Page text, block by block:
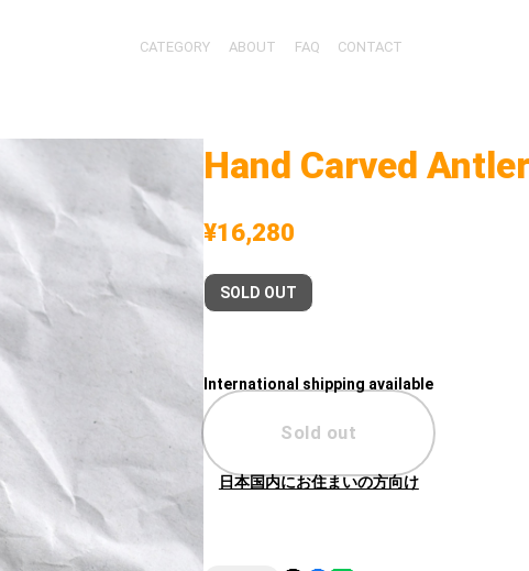
CATEGORY ABOUT FAQ CONTACT
Hand Carved
¥16,280
SOLD OUT
International shipping available
Sold out
日本国内にお住まいの方向け